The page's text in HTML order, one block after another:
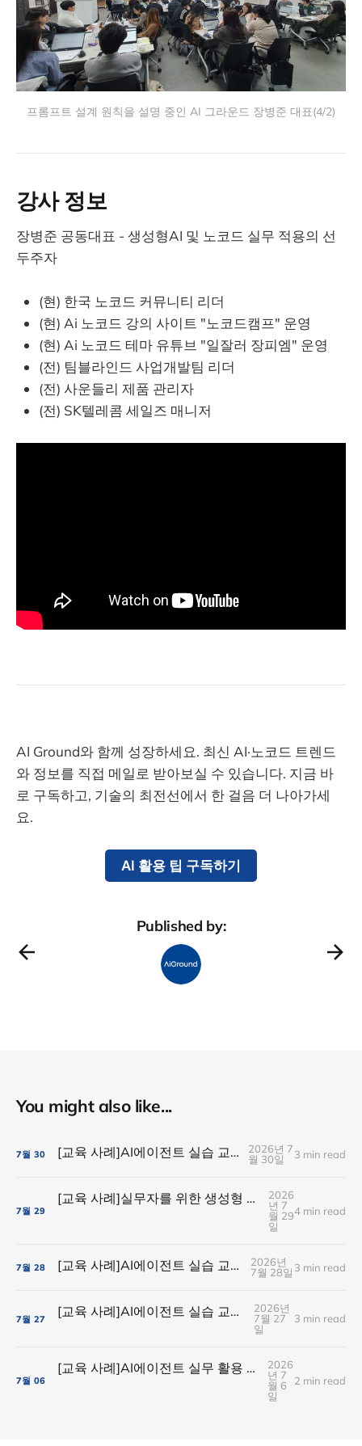
프롬프트 설계 원칙을 설명 중인 AI 그라운드 장병준 대표(4/2)
강사 정보
장병준 공동대표 - 생성형AI 및 노코드 실무 적용의 선
두주자
(현) 한국 노코드 커뮤니티 리더
(현) Ai 노코드 강의 사이트 "노코드캠프" 운영
(현) Ai 노코드 테마 유튜브 "일잘러 장피엠" 운영
(전) 팀블라인드 사업개발팀 리더
(전) 사운들리 제품 관리자
(전) SK텔레콤 세일즈 매니저
AI Ground와 함께 성장하세요. 최신 AI·노코드 트렌드
와 정보를 직접 메일로 받아보실 수 있습니다. 지금 바
로 구독하고, 기술의 최전선에서 한 걸음 더 나아가세
요.
AI 활용 팁 구독하기
Published by:
You might also like...
7월 30 [교육 사례]AI에이전트 실습 교육(SK플래닛)
2026년 7
월 30일
3 min read
7월 29
[교육 사례]실무자를 위한 생성형 AI실습 교육(현대경제연구원)
2026
년 7
월 29
일
4 min read
7월 28 [교육 사례]AI에이전트 실습 교육(유니드컴즈)
2026년
7월 28일 3 min read
7월 27 [교육 사례]AI에이전트 실습 교육(ABL생명보험)
2026년
7월 27
일
3 min read
7월 06
[교육 사례]AI에이전트 실무 활용 실습(아이스크림미디어)
2026
년 7
월 6
일
2 min read